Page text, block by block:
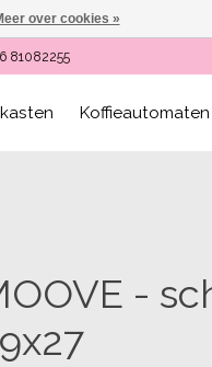
81082255
Koffieautomaten
-
over cookies »